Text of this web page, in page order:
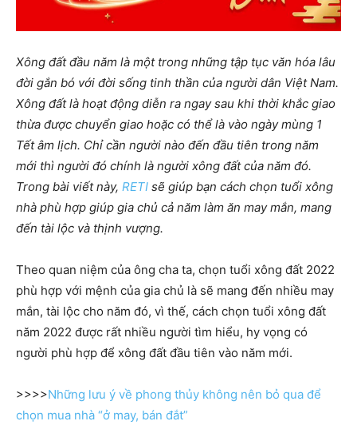
Xông đất đầu năm là một trong những tập tục văn hóa lâu
đời gắn bó với đời sống tinh thần của người dân Việt Nam.
Xông đất là hoạt động diễn ra ngay sau khi thời khắc giao
thừa được chuyển giao hoặc có thể là vào ngày mùng 1
Tết âm lịch. Chỉ cần người nào đến đầu tiên trong năm
mới thì người đó chính là người xông đất của năm đó.
Trong bài viết này, RETI sẽ giúp bạn cách chọn tuổi xông
nhà phù hợp giúp gia chủ cả năm làm ăn may mắn, mang
đến tài lộc và thịnh vượng.
Theo quan niệm của ông cha ta, chọn tuổi xông đất 2022
phù hợp với mệnh của gia chủ là sẽ mang đến nhiều may
mắn, tài lộc cho năm đó, vì thế, cách chọn tuổi xông đất
năm 2022 được rất nhiều người tìm hiểu, hy vọng có
người phù hợp để xông đất đầu tiên vào năm mới.
>>>>Những lưu ý về phong thủy không nên bỏ qua để
chọn mua nhà “ở may, bán đắt”